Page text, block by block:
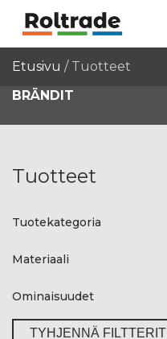
Etusivu / Tuotteet
BRÄNDIT
Tuotteet
Tuotekategoria
Materiaali
Ominaisuudet
TYHJENNÄ FILTTERIT